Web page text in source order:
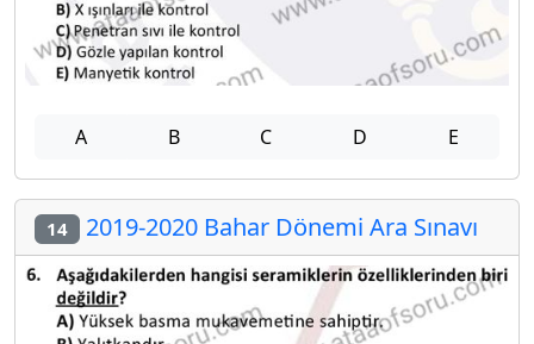
A B C D E
14 2019-2020 Bahar Dönemi Ara Sınavı